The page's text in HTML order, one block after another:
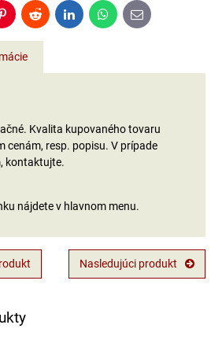
PinterestReddit LinkedInWhatsApp
E-
mail
Kvalita kupovaného tovaru
cenám, resp. popisu. V prípade
kontaktujte.
nájdete v hlavnom menu.
Nasledujúci produkt